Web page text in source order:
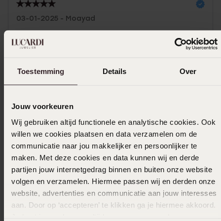
Toestemming Details Over
Jouw voorkeuren
Wij gebruiken altijd functionele en analytische cookies. Ook
willen we cookies plaatsen en data verzamelen om de
communicatie naar jou makkelijker en persoonlijker te
maken. Met deze cookies en data kunnen wij en derde
partijen jouw internetgedrag binnen en buiten onze website
volgen en verzamelen. Hiermee passen wij en derden onze
website, advertenties en communicatie aan jouw interesses
aan. Door op ‘accepteren’ te klikken ga je hiermee akkoord.
03-01-2025 - Moayad
Ook leuk voor jou